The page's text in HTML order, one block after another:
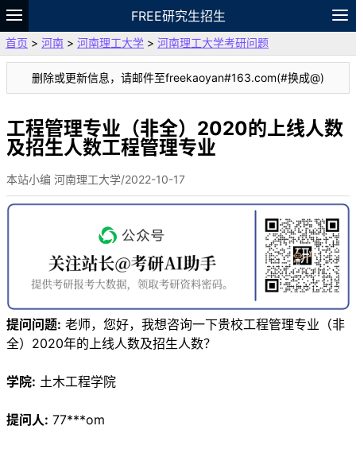
FREE研究生招生
题库
故事 专题 APP 笔记
论坛
VIP
资料
首页 > 河南 > 河南理工大学 > 河南理工大学考研问题
删除或更新信息，请邮件至freekaoyan#163.com(#换成@)
工程管理专业（非全）2020的上线人数
及招生人数工程管理专业
本站小编 河南理工大学/2022-10-17
提问问题: 老师，您好，我想咨询一下贵校工程管理专业（非
全）2020年的上线人数及招生人数？
学院: 土木工程学院
提问人: 77***om